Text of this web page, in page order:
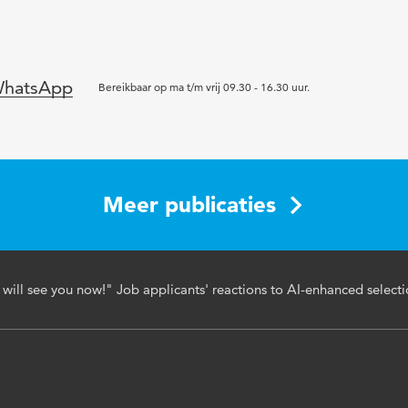
selection, applicant perceptions, AIDUA model,
human-AI collaboration
Bereikbaar op ma t/m vrij 09.30 - 16.30 uur.
Meer publicaties
see you now!" Job applicants' reactions to AI-enhanced